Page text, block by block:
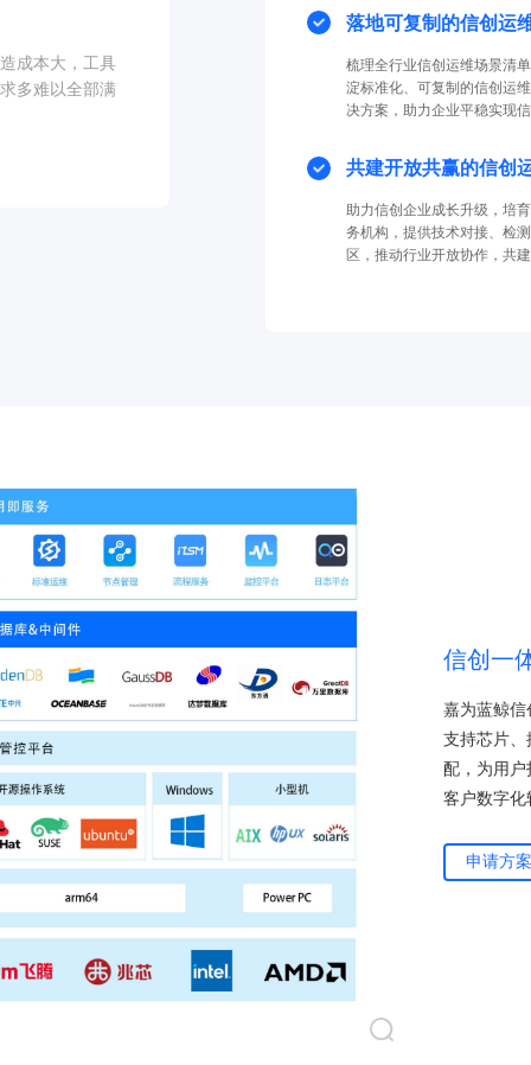
成本大，工具
多难以全部满
落地可复制的信创运
梳理全行业信创运维场景清
淀标准化、可复制的信创运
决方案，助力企业平稳实现
共建开放共赢的信创
助力信创企业成长升级，培
务机构，提供技术对接、检
区，推动行业开放协作，共
信创一
嘉为蓝鲸
支持芯片、
配，为用
客户数字化
申请方